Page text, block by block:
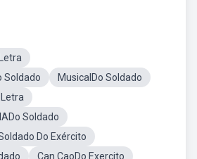
Soldado
MusicalDo Soldado
Soldado
Do Exército
Can CaoDo Exercito